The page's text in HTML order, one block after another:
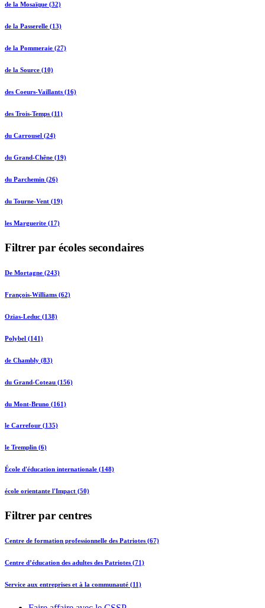
de la Mosaïque (32)
de la Passerelle (13)
de la Pommeraie (27)
de la Source (10)
des Coeurs-Vaillants (16)
des Trois-Temps (11)
du Carrousel (24)
du Grand-Chêne (19)
du Parchemin (26)
du Tourne-Vent (19)
les Marguerite (17)
Filtrer par écoles secondaires
De Mortagne (243)
François-Williams (62)
Ozias-Leduc (138)
Polybel (141)
de Chambly (83)
du Grand-Coteau (156)
du Mont-Bruno (161)
le Carrefour (135)
le Tremplin (6)
École d'éducation internationale (148)
école orientante l'Impact (50)
Filtrer par centres
Centre de formation professionnelle des Patriotes (67)
Centre d’éducation des adultes des Patriotes (71)
Service aux entreprises et à la communauté (11)